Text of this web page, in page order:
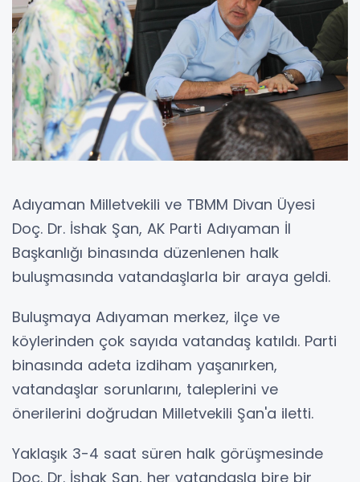
Adıyaman Milletvekili ve TBMM Divan Üyesi
Doç. Dr. İshak Şan, AK Parti Adıyaman İl
Başkanlığı binasında düzenlenen halk
buluşmasında vatandaşlarla bir araya geldi.
Buluşmaya Adıyaman merkez, ilçe ve
köylerinden çok sayıda vatandaş katıldı. Parti
binasında adeta izdiham yaşanırken,
vatandaşlar sorunlarını, taleplerini ve
önerilerini doğrudan Milletvekili Şan'a iletti.
Yaklaşık 3-4 saat süren halk görüşmesinde
Doç. Dr. İshak Şan, her vatandaşla bire bir